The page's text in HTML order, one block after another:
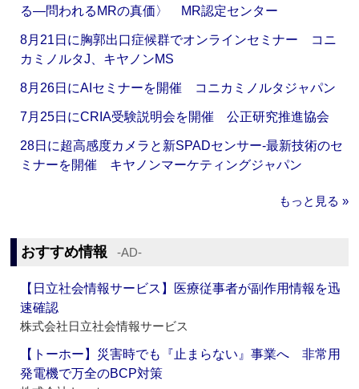
る―問われるMRの真価〉 MR認定センター
8月21日に胸郭出口症候群でオンラインセミナー コニ
カミノルタJ、キヤノンMS
8月26日にAIセミナーを開催 コニカミノルタジャパン
7月25日にCRIA受験説明会を開催 公正研究推進協会
28日に超高感度カメラと新SPADセンサー‐最新技術のセ
ミナーを開催 キヤノンマーケティングジャパン
もっと見る »
おすすめ情報 ‐AD‐
【日立社会情報サービス】医療従事者が副作用情報を迅
速確認
株式会社日立社会情報サービス
【トーホー】災害時でも『止まらない』事業へ 非常用
発電機で万全のBCP対策